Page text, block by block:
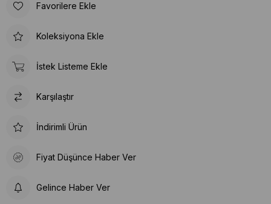
Favorilere Ekle
Koleksiyona Ekle
İstek Listeme Ekle
Karşılaştır
İndirimli Ürün
Fiyat Düşünce Haber Ver
Gelince Haber Ver